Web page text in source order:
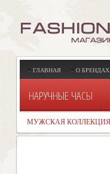
ГЛАВНАЯ О БРЕНДАХ
НАРУЧНЫЕ ЧАСЫ
МУЖСКАЯ КОЛЛЕКЦИЯ